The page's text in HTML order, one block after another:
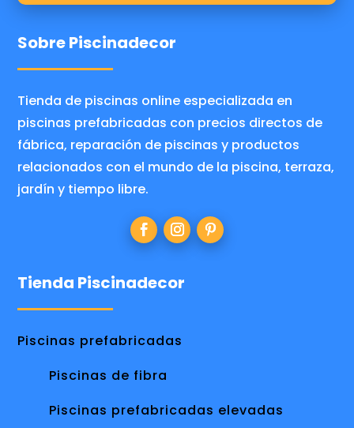
Sobre Piscinadecor
Tienda de piscinas online especializada en
piscinas prefabricadas con precios directos de
fábrica, reparación de piscinas y productos
relacionados con el mundo de la piscina, terraza,
jardín y tiempo libre.
Tienda Piscinadecor
Piscinas prefabricadas
Piscinas de fibra
Piscinas prefabricadas elevadas